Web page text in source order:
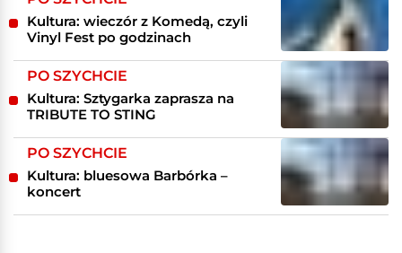
Kultura: wieczór z Komedą, czyli
Vinyl Fest po godzinach
PO SZYCHCIE
Kultura: Sztygarka zaprasza na
TRIBUTE TO STING
PO SZYCHCIE
Kultura: bluesowa Barbórka –
koncert